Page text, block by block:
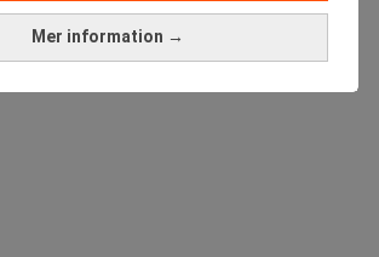
Mer information →